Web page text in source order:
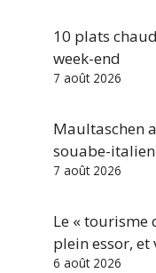
10 plats
week-end
7 août 2026
Maultaschen
souabe-
7 août 2026
Le « tourisme
plein essor, et
6 août 2026